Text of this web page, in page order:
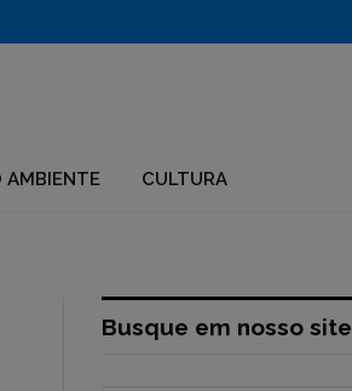
AMBIENTE CULTURA
Busque em nosso site